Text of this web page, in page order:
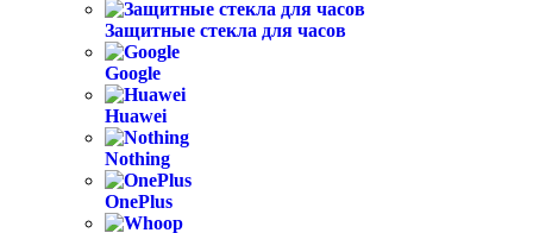
Защитные стекла для часов
Google
Huawei
Nothing
OnePlus